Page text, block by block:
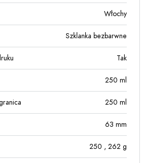
Włochy
Szklanka bezbarwne
Tak
250 ml
250 ml
63 mm
250 , 262 g